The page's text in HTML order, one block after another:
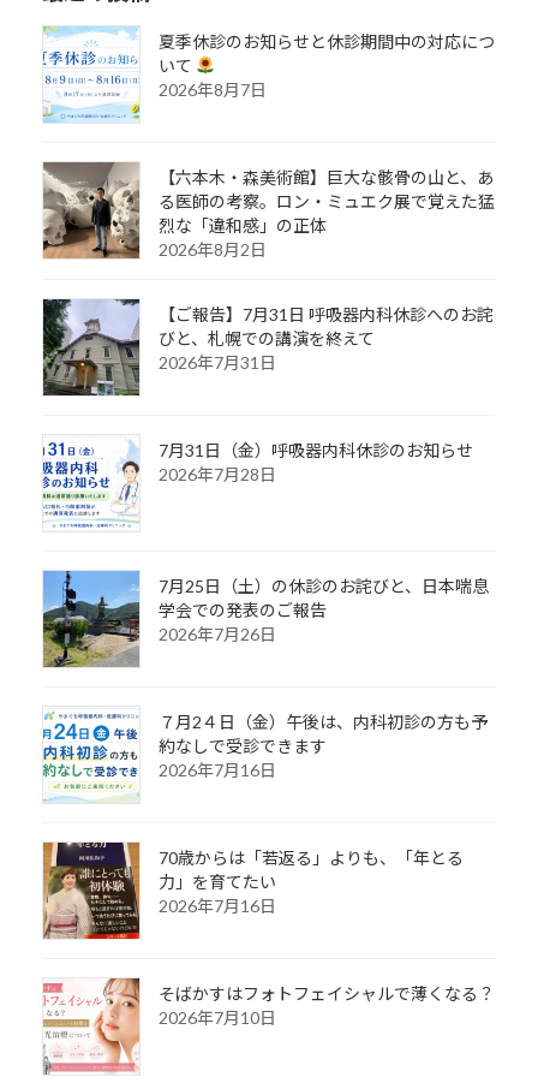
夏季休診のお知らせと休診期間中の対応につ
いて
2026年8月7日
【六本木・森美術館】巨大な骸骨の山と、あ
る医師の考察。ロン・ミュエク展で覚えた猛
烈な「違和感」の正体
2026年8月2日
【ご報告】7月31日 呼吸器内科休診へのお詫
びと、札幌での講演を終えて
2026年7月31日
7月31日（金）呼吸器内科休診のお知らせ
2026年7月28日
7月25日（土）の休診のお詫びと、日本喘息
学会での発表のご報告
2026年7月26日
７月2４日（金）午後は、内科初診の方も予
約なしで受診できます
2026年7月16日
70歳からは「若返る」よりも、「年とる
力」を育てたい
2026年7月16日
そばかすはフォトフェイシャルで薄くなる？
2026年7月10日